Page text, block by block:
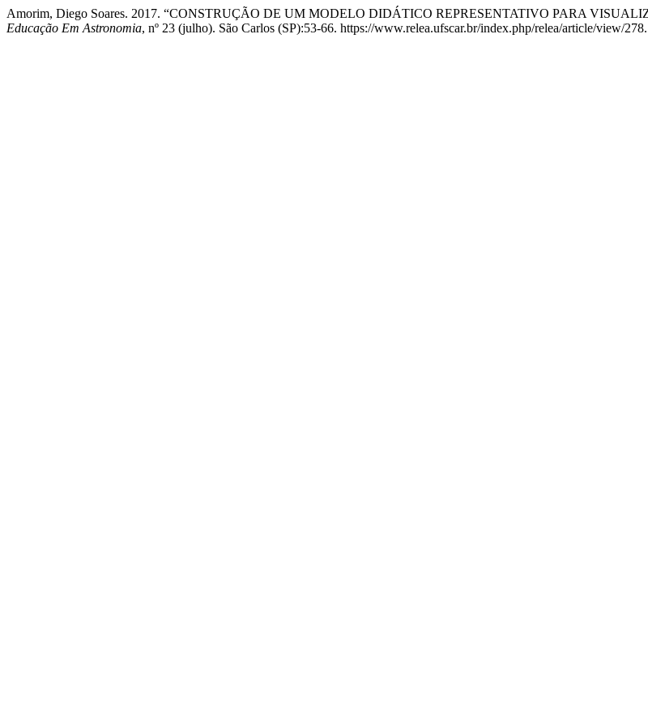
Amorim, Diego Soares. 2017. “CONSTRUÇÃO DE UM MODELO DIDÁTICO REPRESENTATIVO PARA
Educação Em Astronomia, nº 23 (julho). São Carlos (SP):53-66. https://www.relea.ufscar.br/index.php/relea/article/view/278.